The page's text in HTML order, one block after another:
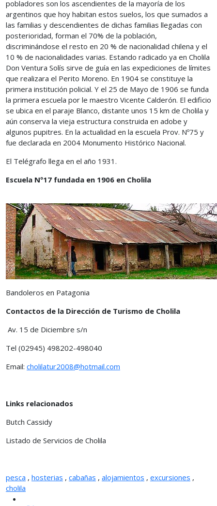
pobladores son los ascendientes de la mayoría de los
argentinos que hoy habitan estos suelos, los que sumados a
las familias y descendientes de dichas familias llegadas con
posterioridad, forman el 70% de la población,
discriminándose el resto en 20 % de nacionalidad chilena y el
10 % de nacionalidades varias. Estando radicado ya en Cholila
Don Ventura Solís sirve de guía en las expediciones de límites
que realizara el Perito Moreno. En 1904 se constituye la
primera institución policial. Y el 25 de Mayo de 1906 se funda
la primera escuela por le maestro Vicente Calderón. El edificio
se ubica en el paraje Blanco, distante unos 15 km de Cholila y
aún conserva la vieja estructura construida en adobe y
algunos pupitres. En la actualidad en la escuela Prov. Nº75 y
fue declarada en 2004 Monumento Histórico Nacional.
El Telégrafo llega en el año 1931.
Escuela Nº17 fundada en 1906 en Cholila
Bandoleros en Patagonia
Contactos de la Dirección de Turismo de Cholila
Av. 15 de Diciembre s/n
Tel (02945) 498202-498040
Email: cholilatur2008@hotmail.com
Links relacionados
Butch Cassidy
Listado de Servicios de Cholila
pesca , hosterias , cabañas , alojamientos , excursiones ,
cholila